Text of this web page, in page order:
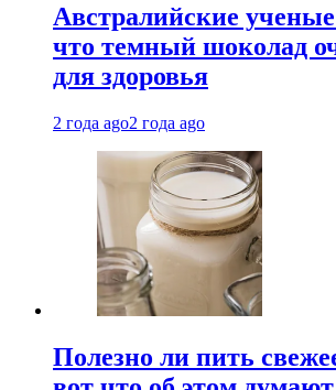
Австралийские
что темный шоколад
для здоровья
2 года ago2 года ago
Полезно ли пить